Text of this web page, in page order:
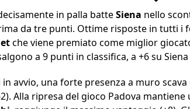
in palla batteSiena nello
da tre punti. Ottime risposte in tutti i
che viene premiato come miglior
a 9 punti in classifica, a +6 su
avvio, una forte presenza a muro
Alla ripresa del gioco Padova